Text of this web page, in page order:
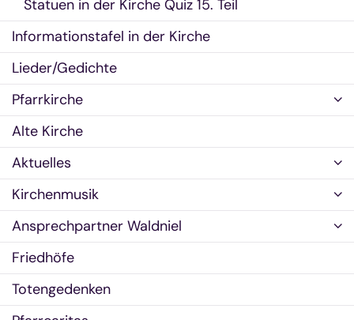
Statuen in der Kirche Quiz 15. Teil
Informationstafel in der Kirche
Lieder/Gedichte
Pfarrkirche
Alte Kirche
Aktuelles
Kirchenmusik
Ansprechpartner Waldniel
Friedhöfe
Totengedenken